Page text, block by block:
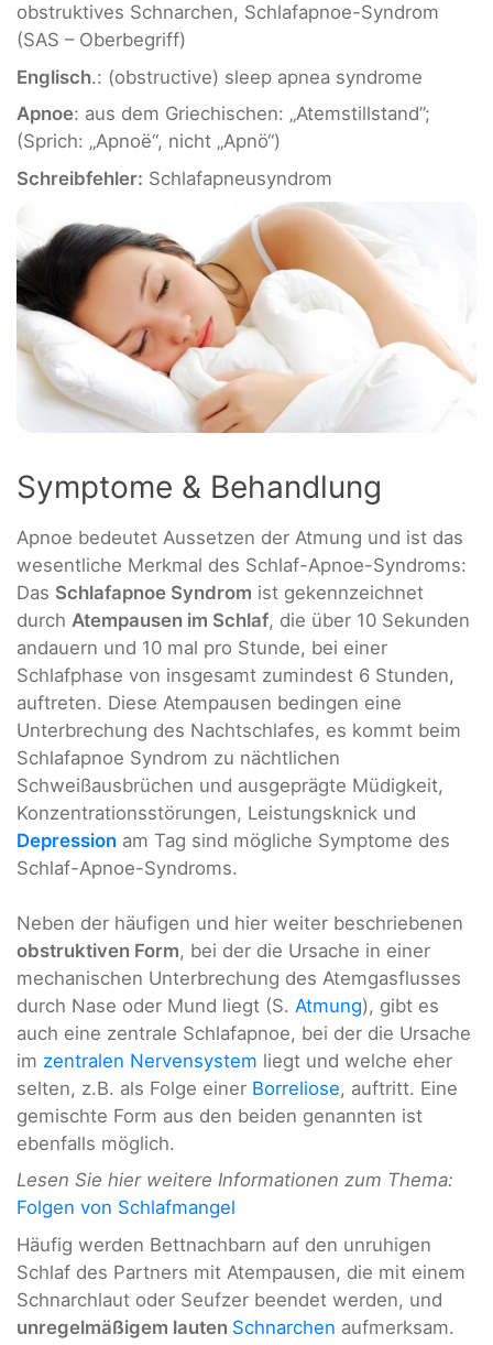
obstruktives Schnarchen, Schlafapnoe-Syndrom
(SAS – Oberbegriff)
Englisch.: (obstructive) sleep apnea syndrome
Apnoe: aus dem Griechischen: „Atemstillstand”;
(Sprich: „Apnoë“, nicht „Apnö“)
Schreibfehler: Schlafapneusyndrom
Symptome & Behandlung
Apnoe bedeutet Aussetzen der Atmung und ist das
wesentliche Merkmal des Schlaf-Apnoe-Syndroms:
Das Schlafapnoe Syndrom ist gekennzeichnet
durch Atempausen im Schlaf, die über 10 Sekunden
andauern und 10 mal pro Stunde, bei einer
Schlafphase von insgesamt zumindest 6 Stunden,
auftreten. Diese Atempausen bedingen eine
Unterbrechung des Nachtschlafes, es kommt beim
Schlafapnoe Syndrom zu nächtlichen
Schweißausbrüchen und ausgeprägte Müdigkeit,
Konzentrationsstörungen, Leistungsknick und
Depression am Tag sind mögliche Symptome des
Schlaf-Apnoe-Syndroms.
Neben der häufigen und hier weiter beschriebenen
obstruktiven Form, bei der die Ursache in einer
mechanischen Unterbrechung des Atemgasflusses
durch Nase oder Mund liegt (S. Atmung), gibt es
auch eine zentrale Schlafapnoe, bei der die Ursache
im zentralen Nervensystem liegt und welche eher
selten, z.B. als Folge einer Borreliose, auftritt. Eine
gemischte Form aus den beiden genannten ist
ebenfalls möglich.
Lesen Sie hier weitere Informationen zum Thema:
Folgen von Schlafmangel
Häufig werden Bettnachbarn auf den unruhigen
Schlaf des Partners mit Atempausen, die mit einem
Schnarchlaut oder Seufzer beendet werden, und
unregelmäßigem lauten Schnarchen aufmerksam.